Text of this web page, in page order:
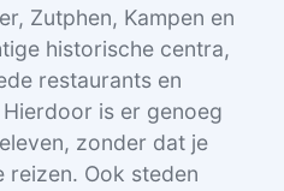
Zutphen, Kampen en
historische centra,
restaurants en
is er genoeg
zonder dat je
Ook steden